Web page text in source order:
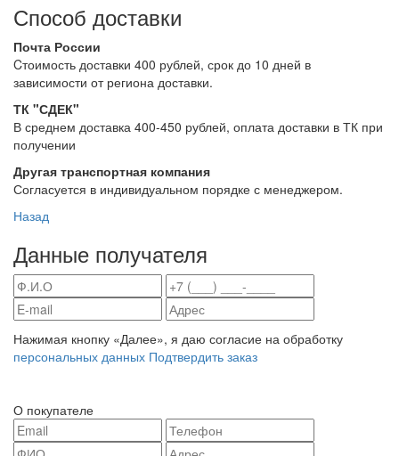
Способ доставки
Почта России
Cтоимость доставки 400 рублей, срок до 10 дней в
зависимости от региона доставки.
ТК "СДЕК"
В среднем доставка 400-450 рублей, оплата доставки в ТК при
получении
Другая транспортная компания
Согласуется в индивидуальном порядке с менеджером.
Назад
Данные получателя
Нажимая кнопку «Далее», я даю согласие на обработку
персональных данных Подтвердить заказ
О покупателе